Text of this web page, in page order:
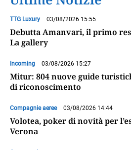
TTG Luxury 03/08/2026 15:55
Debutta Amanvari, il primo
La gallery
Incoming 03/08/2026 15:27
Mitur: 804 nuove guide
di riconoscimento
Compagnie aeree 03/08/2026 14:44
Volotea, poker di novità per
Verona